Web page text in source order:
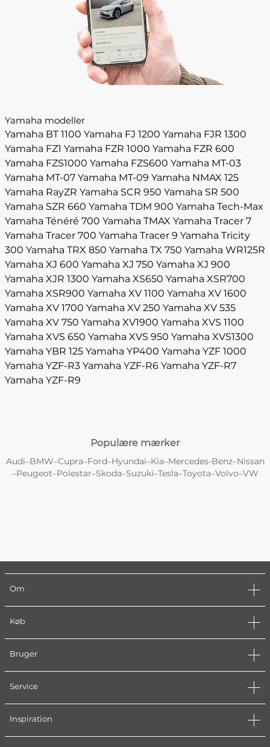
Yamaha modeller
Yamaha BT 1100 Yamaha FJ 1200 Yamaha FJR 1300
Yamaha FZ1 Yamaha FZR 1000 Yamaha FZR 600
Yamaha FZS1000 Yamaha FZS600 Yamaha MT-03
Yamaha MT-07 Yamaha MT-09 Yamaha NMAX 125
Yamaha RayZR Yamaha SCR 950 Yamaha SR 500
Yamaha SZR 660 Yamaha TDM 900 Yamaha Tech-Max
Yamaha Ténéré 700 Yamaha TMAX Yamaha Tracer 7
Yamaha Tracer 700 Yamaha Tracer 9 Yamaha Tricity
300 Yamaha TRX 850 Yamaha TX 750 Yamaha WR125R
Yamaha XJ 600 Yamaha XJ 750 Yamaha XJ 900
Yamaha XJR 1300 Yamaha XS650 Yamaha XSR700
Yamaha XSR900 Yamaha XV 1100 Yamaha XV 1600
Yamaha XV 1700 Yamaha XV 250 Yamaha XV 535
Yamaha XV 750 Yamaha XV1900 Yamaha XVS 1100
Yamaha XVS 650 Yamaha XVS 950 Yamaha XVS1300
Yamaha YBR 125 Yamaha YP400 Yamaha YZF 1000
Yamaha YZF-R3 Yamaha YZF-R6 Yamaha YZF-R7
Yamaha YZF-R9
Populære mærker
Audi–BMW–Cupra–Ford–Hyundai–Kia–Mercedes-Benz–Nissan
–Peugeot–Polestar–Skoda–Suzuki–Tesla–Toyota–Volvo–VW
Om
Køb
Bruger
Service
Inspiration